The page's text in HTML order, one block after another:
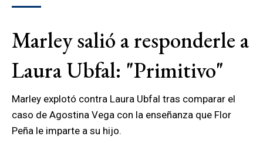
Marley salió a responderle a
Laura Ubfal: "Primitivo"
Marley explotó contra Laura Ubfal tras comparar el
caso de Agostina Vega con la enseñanza que Flor
Peña le imparte a su hijo.